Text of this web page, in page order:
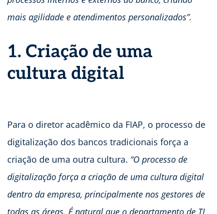
mais agilidade e atendimentos personalizados”.
1. Criação de uma
cultura digital
Para o diretor acadêmico da FIAP, o processo de
digitalização dos bancos tradicionais força a
criação de uma outra cultura. “O processo de
digitalização força a criação de uma cultura digital
dentro da empresa, principalmente nos gestores de